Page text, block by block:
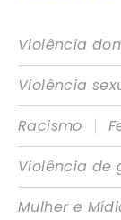
Violência
Violência
Racismo
|
Violência de
Mulher e